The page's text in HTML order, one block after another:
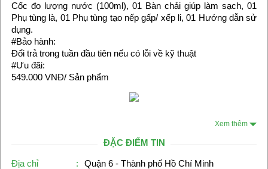
Cốc đo lượng nước (100ml), 01 Bàn chải giúp làm sạch, 01
Phụ tùng là, 01 Phụ tùng tạo nếp gấp/ xếp li, 01 Hướng dẫn sử
dụng.
#Bảo hành:
Đổi trả trong tuần đầu tiên nếu có lỗi về kỹ thuật
#Ưu đãi:
549.000 VNĐ/ Sản phẩm
Xem thêm
ĐẶC ĐIỂM TIN
Địa chỉ :
Quận 6 - Thành phố Hồ Chí Minh